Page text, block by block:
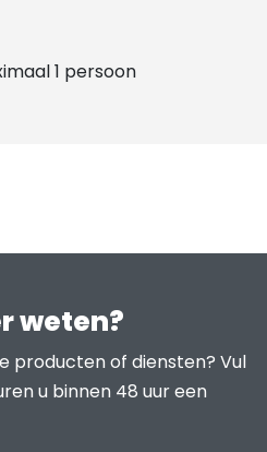
1 persoon
weten?
producten of diensten? Vul
u binnen 48 uur een